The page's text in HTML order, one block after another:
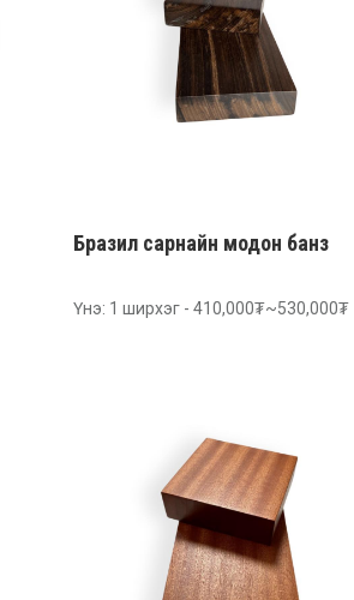
Бразил сарнайн модон банз
Үнэ: 1 ширхэг - 410,000₮~530,000₮